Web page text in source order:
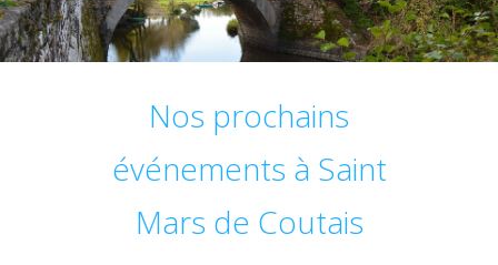
Nos prochains
événements à Saint
Mars de Coutais